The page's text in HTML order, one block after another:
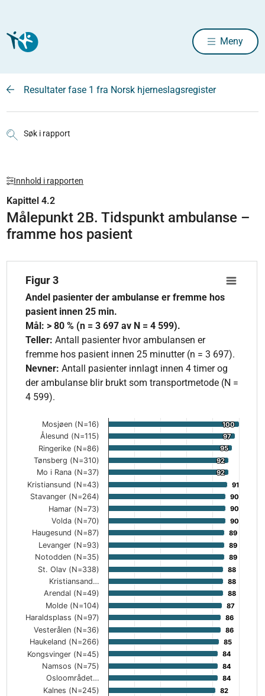
Meny
Resultater fase 1 fra Norsk hjerneslagsregister
Søk i rapport
Innhold i rapporten
Kapittel 4.2
Målepunkt 2B. Tidspunkt ambulanse –
framme hos pasient
Figur 3
Bar chart with 46 bars.
Andel pasienter der ambulanse er fremme hos pasient
The chart has 1 X axis displaying categories.
The chart has 1 Y axis displaying values. Data ranges from
Figur 3
Andel pasienter der ambulanse er fremme hos
pasient innen 25 min.
Mål: > 80 % (n = 3 697 av N = 4 599).
Teller:Antall pasienter hvor ambulansen er
fremme hos pasient innen 25 minutter (n = 3 697).
Nevner: Antall pasienter innlagt innen 4 timer og
der ambulanse blir brukt som transportmetode (N =
4 599).
100
100
97
97
95
95
92
92
92
92
91
91
90
90
90
90
90
90
89
89
89
89
89
89
88
88
88
88
88
88
87
87
86
86
86
86
85
85
84
84
84
84
84
84
82
82
Mosjøen (N=16)
Ålesund (N=115)
Ringerike (N=86)
Tønsberg (N=310)
Mo i Rana (N=37)
Kristiansund (N=43)
Stavanger (N=264)
Hamar (N=73)
Volda (N=70)
Haugesund (N=87)
Levanger (N=93)
Notodden (N=35)
St. Olav (N=338)
Kristiansand…
Arendal (N=49)
Molde (N=104)
Haraldsplass (N=97)
Vesterålen (N=36)
Haukeland (N=266)
Kongsvinger (N=45)
Namsos (N=75)
Osloområdet…
Kalnes (N=245)